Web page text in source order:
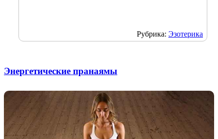
Рубрика: Эзотерика
Энергетические пранаямы